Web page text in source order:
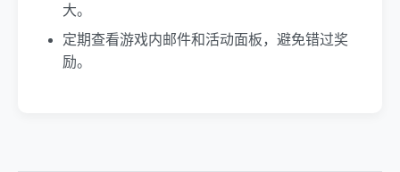
大。
定期查看游戏内邮件和活动面板，避免错过奖
励。